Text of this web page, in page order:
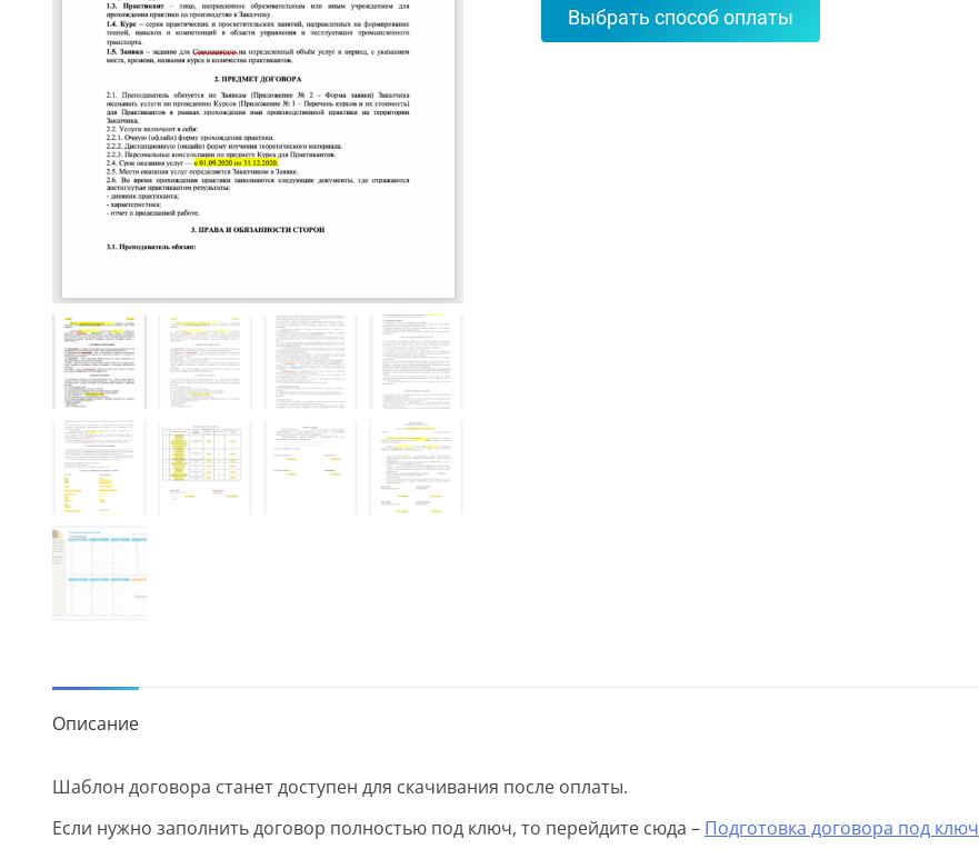
Выбрать способ оплаты
Описание
Шаблон договора станет доступен для скачивания после оплаты.
Если нужно заполнить договор полностью под ключ, то перейдите сюда – Подготовка договора под ключ